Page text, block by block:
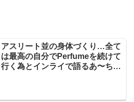
アスリート並の身体づくり…全て
は最高の自分でPerfumeを続けて
行く為とインライで語るあ〜ちゃ